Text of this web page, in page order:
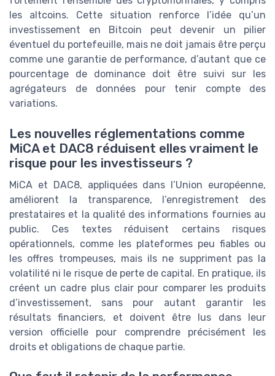
les altcoins. Cette situation renforce l’idée qu’un
investissement en Bitcoin peut devenir un pilier
éventuel du portefeuille, mais ne doit jamais être perçu
comme une garantie de performance, d’autant que ce
pourcentage de dominance doit être suivi sur les
agrégateurs de données pour tenir compte des
variations.
Les nouvelles réglementations comme
MiCA et DAC8 réduisent elles vraiment le
risque pour les investisseurs ?
MiCA et DAC8, appliquées dans l’Union européenne,
améliorent la transparence, l’enregistrement des
prestataires et la qualité des informations fournies au
public. Ces textes réduisent certains risques
opérationnels, comme les plateformes peu fiables ou
les offres trompeuses, mais ils ne suppriment pas la
volatilité ni le risque de perte de capital. En pratique, ils
créent un cadre plus clair pour comparer les produits
d’investissement, sans pour autant garantir les
résultats financiers, et doivent être lus dans leur
version officielle pour comprendre précisément les
droits et obligations de chaque partie.